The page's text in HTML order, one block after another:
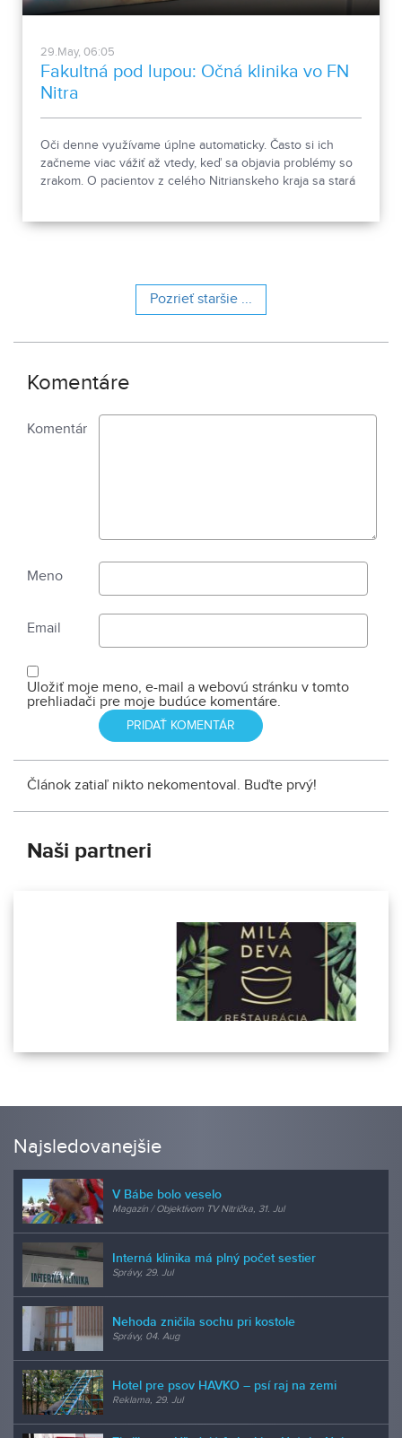
29.May, 06:05
Fakultná pod lupou: Očná klinika vo FN
Nitra
Oči denne využívame úplne automaticky. Často si ich
začneme viac vážiť až vtedy, keď sa objavia problémy so
zrakom. O pacientov z celého Nitrianskeho kraja sa stará
Pozrieť staršie ...
Komentáre
Komentár
Meno
Email
Uložiť moje meno, e-mail a webovú stránku v tomto
prehliadači pre moje budúce komentáre.
Článok zatiaľ nikto nekomentoval. Buďte prvý!
Naši partneri
Najsledovanejšie
V Bábe bolo veselo
Magazín / Objektívom TV Nitrička, 31. Jul
Interná klinika má plný počet sestier
Správy, 29. Jul
Nehoda zničila sochu pri kostole
Správy, 04. Aug
Hotel pre psov HAVKO – psí raj na zemi
Reklama, 29. Jul